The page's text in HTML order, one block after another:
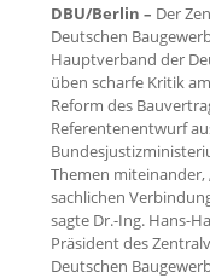
DBU/Berlin – Der
Deutschen
Hauptverband der
üben scharfe Kritik
Reform des
Referentenentwurf
Themen miteinander,
sachlichen
sagte Dr.-Ing. Hans-
Präsident des
Deutschen